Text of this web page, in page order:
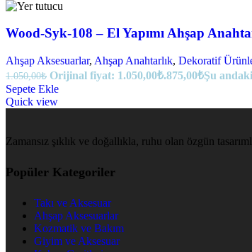
Wood-Syk-108 – El Yapımı Ahşap
Ahşap Aksesuarlar, Ahşap Anahtarlık, Dekoratif
1.050,00₺ Orijinal fiyat: 1.050,00₺.875,00₺Şu
Sepete Ekle
Quick view
Zamansız şıklık ve doğallıkla, ruhu olan özgün
Popüler Kategoriler
Takı ve Aksesuar
Ahşap Aksesuarlar
Kozmatik ve Bakım
Giyim ve Aksesuar